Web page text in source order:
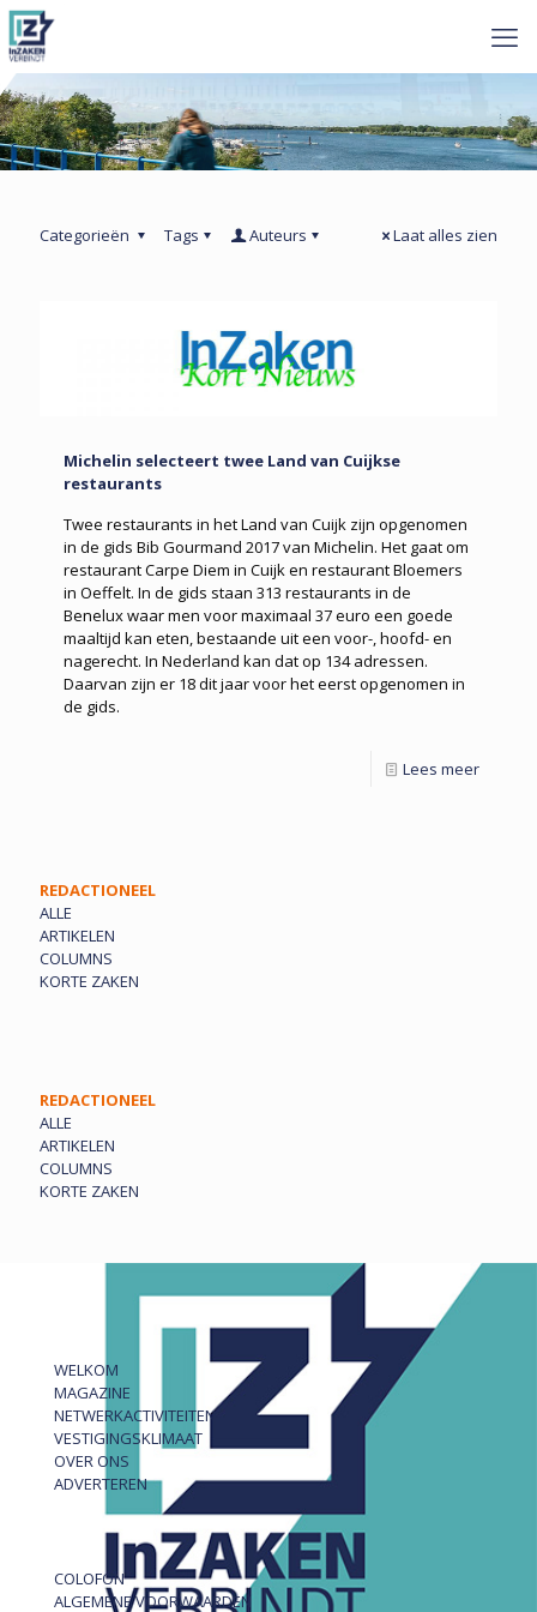
Categorieën Tags Auteurs Laat alles zien
Michelin selecteert twee Land van Cuijkse
restaurants
Twee restaurants in het Land van Cuijk zijn opgenomen
in de gids Bib Gourmand 2017 van Michelin. Het gaat om
restaurant Carpe Diem in Cuijk en restaurant Bloemers
in Oeffelt. In de gids staan 313 restaurants in de
Benelux waar men voor maximaal 37 euro een goede
maaltijd kan eten, bestaande uit een voor-, hoofd- en
nagerecht. In Nederland kan dat op 134 adressen.
Daarvan zijn er 18 dit jaar voor het eerst opgenomen in
de gids.
Lees meer
REDACTIONEEL
ALLE
ARTIKELEN
COLUMNS
KORTE ZAKEN
REDACTIONEEL
ALLE
ARTIKELEN
COLUMNS
KORTE ZAKEN
WELKOM
MAGAZINE
NETWERKACTIVITEITEN
VESTIGINGSKLIMAAT
OVER ONS
ADVERTEREN
COLOFON
ALGEMENE VOORWAARDEN